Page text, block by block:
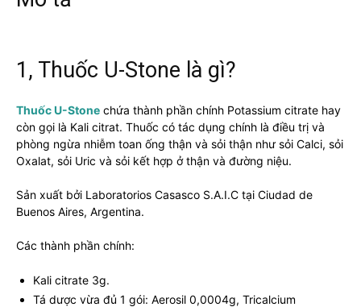
1, Thuốc U-Stone là gì?
Thuốc U-Stone chứa thành phần chính Potassium citrate hay
còn gọi là Kali citrat. Thuốc có tác dụng chính là điều trị và
phòng ngừa nhiễm toan ống thận và sỏi thận như sỏi Calci, sỏi
Oxalat, sỏi Uric và sỏi kết hợp ở thận và đường niệu.
Sản xuất bởi Laboratorios Casasco S.A.I.C tại Ciudad de
Buenos Aires, Argentina.
Các thành phần chính:
Kali citrate 3g.
Tá dược vừa đủ 1 gói: Aerosil 0,0004g, Tricalcium